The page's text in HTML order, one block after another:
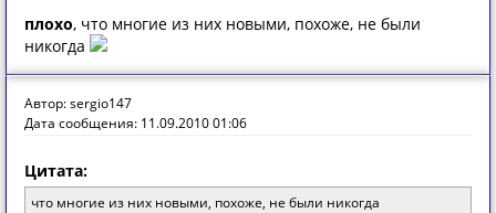
плохо, что многие из них новыми, похоже, не были
никогда
Автор: sergio147
Дата сообщения: 11.09.2010 01:06
Цитата:
что многие из них новыми, похоже, не были никогда